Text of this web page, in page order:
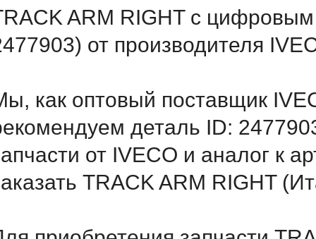
ARM RIGHT с
от производителя
как оптовый поставщик
деталь ID:
от IVECO и аналог к
TRACK ARM RIGHT